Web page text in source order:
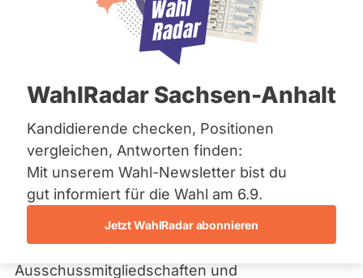
Bremen
Hamburg
Mecklenburg-Vorpommern
Nordrhein-Westfalen
Saarland
Sachsen
Sachsen-Anhalt
Sachsen-Anhalt
Schleswig-Holstein
Thüringen
Archiv
WahlRadar Sachsen-Anhalt
Kandidierende checken, Positionen
vergleichen, Antworten finden:
Mit unserem Wahl-Newsletter bist du
gut informiert für die Wahl am 6.9.
Jetzt WahlRadar abonnieren
Fragen Sie Ihre
Abgeordneten und
Kandidierenden
Bei abgeordnetenwatch können Sie
Abgeordnete und bei Wahlen auch
Kandidierende direkt und persönlich fragen. In
den Profilen finden Sie außerdem
Informationen zum Abstimmungsverhalten,
Ausschussmitgliedschaften und